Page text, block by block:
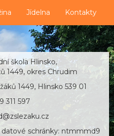
Jídelna Kontakty
škola Hlinsko,
1449, okres Chrudim
1449, Hlinsko 539 01
311 597
datové schránky: ntmmmd9